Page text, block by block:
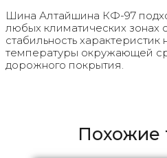
Шина Алтайшина КФ-97
любых климатических зонах
стабильность
температуры окружающей
дорожного покрытия.
Похожие